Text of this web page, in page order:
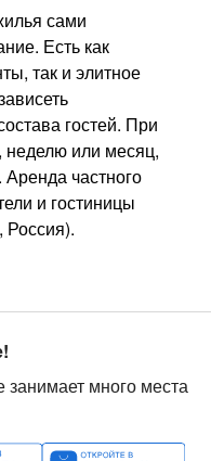
сами
Есть как
так и элитное
гостей. При
неделю или месяц,
частного
и гостиницы
Россия).
много места